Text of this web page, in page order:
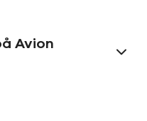
Avion